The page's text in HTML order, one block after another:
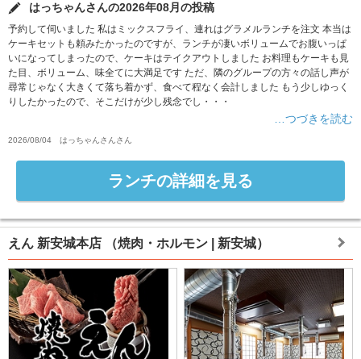
はっちゃんさんの2026年08月の投稿
予約して伺いました 私はミックスフライ、連れはグラメルランチを注文 本当は
ケーキセットも頼みたかったのですが、ランチが凄いボリュームでお腹いっぱ
いになってしまったので、ケーキはテイクアウトしました お料理もケーキも見
た目、ボリューム、味全てに大満足です ただ、隣のグループの方々の話し声が
尋常じゃなく大きくて落ち着かず、食べて程なく会計しました もう少しゆっく
りしたかったので、そこだけが少し残念でし・・・
…つづきを読む
2026/08/04 はっちゃんさん さん
ランチの詳細を見る
えん 新安城本店 （焼肉・ホルモン | 新安城）